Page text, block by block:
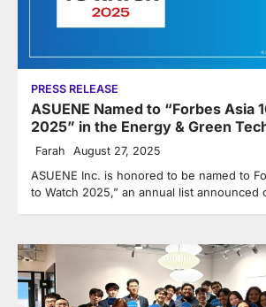
PRESS RELEASE
ASUENE Named to “Forbes Asia
2025” in the Energy & Green
Farah August 27, 2025
ASUENE Inc. is honored to be named to
to Watch 2025,” an annual list announced